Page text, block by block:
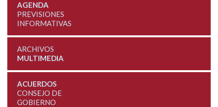
AGENDA
PREVISIONES
INFORMATIVAS
ARCHIVOS
MULTIMEDIA
ACUERDOS
CONSEJO DE
GOBIERNO